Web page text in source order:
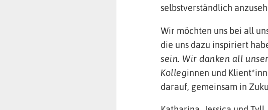
selbstverständlich
Wir möchten uns bei all
die uns dazu inspiriert
sein. Wir danken all
Kolleginnen und
darauf, gemeinsam in